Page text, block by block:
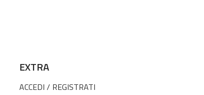
EXTRA
ACCEDI / REGISTRATI